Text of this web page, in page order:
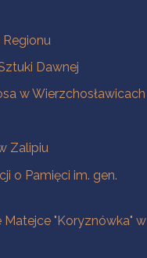
Dawnej
w Wierzchosławicach
Zalipiu
o Pamięci im. gen.
"Koryznówka" w